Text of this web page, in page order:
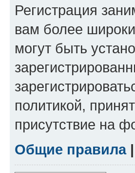
Регистрация
вам более
могут быть
политикой,
присутствие на
Общие правила|